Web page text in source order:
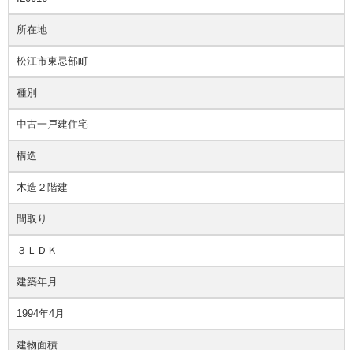
所在地
松江市東忌部町
種別
中古一戸建住宅
構造
木造２階建
間取り
３ＬＤＫ
建築年月
1994年4月
建物面積